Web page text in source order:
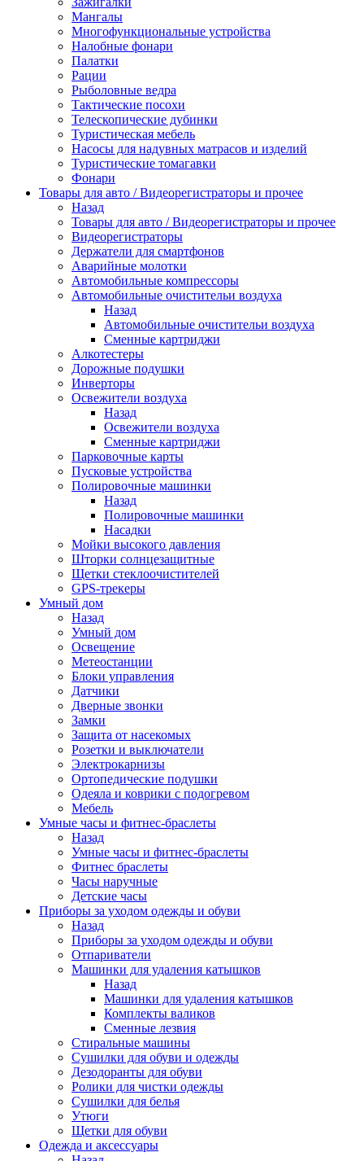
Мангалы
Многофункциональные устройства
Налобные фонари
Палатки
Рации
Рыболовные ведра
Тактические посохи
Телескопические дубинки
Туристическая мебель
Насосы для надувных матрасов и изделий
Туристические томагавки
Фонари
Товары для авто / Видеорегистраторы и прочее
Назад
Товары для авто / Видеорегистраторы и прочее
Видеорегистраторы
Держатели для смартфонов
Аварийные молотки
Автомобильные компрессоры
Автомобильные очистительи воздуха
Назад
Автомобильные очистительи воздуха
Сменные картриджи
Алкотестеры
Дорожные подушки
Инверторы
Освежители воздуха
Назад
Освежители воздуха
Сменные картриджи
Парковочные карты
Пусковые устройства
Полировочные машинки
Назад
Полировочные машинки
Насадки
Мойки высокого давления
Шторки солнцезащитные
Щетки стеклоочистителей
GPS-трекеры
Умный дом
Назад
Умный дом
Освещение
Метеостанции
Блоки управления
Датчики
Дверные звонки
Замки
Защита от насекомых
Розетки и выключатели
Электрокарнизы
Ортопедические подушки
Одеяла и коврики с подогревом
Мебель
Умные часы и фитнес-браслеты
Назад
Умные часы и фитнес-браслеты
Фитнес браслеты
Часы наручные
Детские часы
Приборы за уходом одежды и обуви
Назад
Приборы за уходом одежды и обуви
Отпариватели
Машинки для удаления катышков
Назад
Машинки для удаления катышков
Комплекты валиков
Сменные лезвия
Стиральные машины
Сушилки для обуви и одежды
Дезодоранты для обуви
Ролики для чистки одежды
Сушилки для белья
Утюги
Щетки для обуви
Одежда и аксессуары